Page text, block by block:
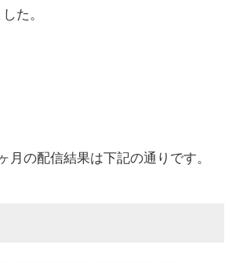
た。
月の配信結果は下記の通りです。